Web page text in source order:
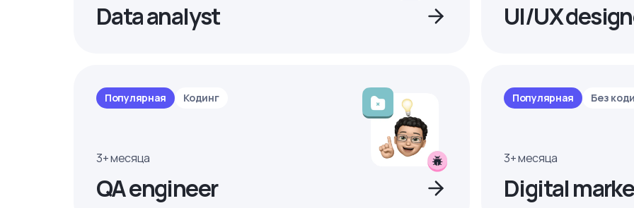
Data analyst UI/UX
Популярная Кодинг
3+ месяца
QA engineer
Популярная Без
3+ месяца
Digital